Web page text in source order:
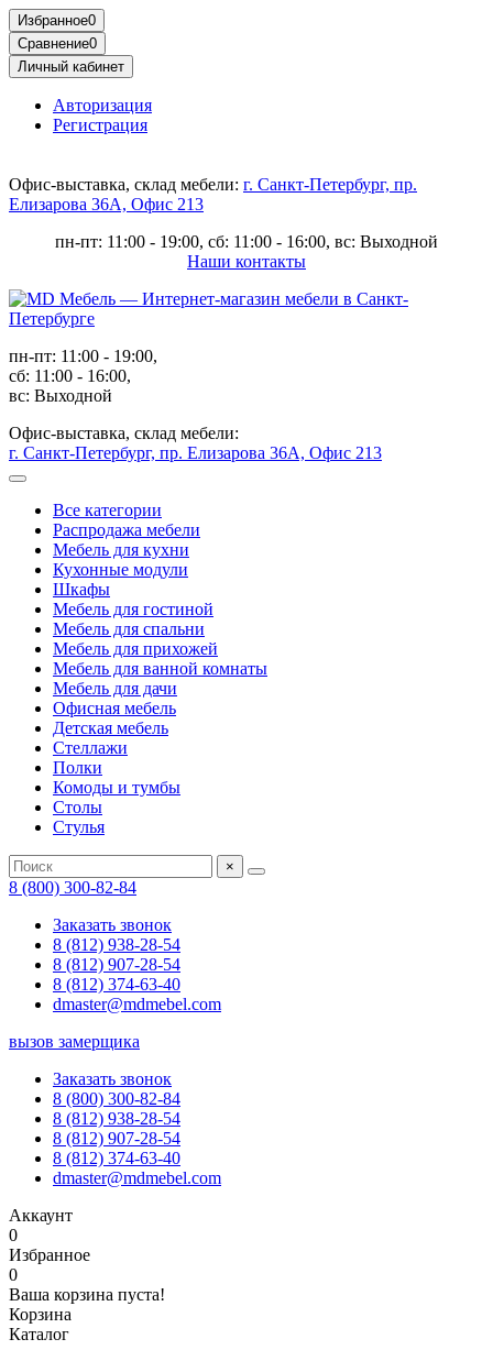
Избранное0
Сравнение0
Личный кабинет
Авторизация
Регистрация
Офис-выставка, склад мебели: г. Санкт-Петербург, пр.
Елизарова 36А, Офис 213
пн-пт: 11:00 - 19:00, сб: 11:00 - 16:00, вс: Выходной
Наши контакты
пн-пт: 11:00 - 19:00,
сб: 11:00 - 16:00,
вс: Выходной
Офис-выставка, склад мебели:
г. Санкт-Петербург, пр. Елизарова 36А, Офис 213
Все категории
Распродажа мебели
Мебель для кухни
Кухонные модули
Шкафы
Мебель для гостиной
Мебель для спальни
Мебель для прихожей
Мебель для ванной комнаты
Мебель для дачи
Офисная мебель
Детская мебель
Стеллажи
Полки
Комоды и тумбы
Столы
Стулья
×
8 (800) 300-82-84
Заказать звонок
8 (812) 938-28-54
8 (812) 907-28-54
8 (812) 374-63-40
dmaster@mdmebel.com
вызов замерщика
Заказать звонок
8 (800) 300-82-84
8 (812) 938-28-54
8 (812) 907-28-54
8 (812) 374-63-40
dmaster@mdmebel.com
Аккаунт
0
Избранное
0
Ваша корзина пуста!
Корзина
Каталог